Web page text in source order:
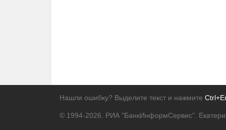
Нашли ошибку? Выделите текст и нажмите
© 1994-2026. РИА "БанкИнформСервис".